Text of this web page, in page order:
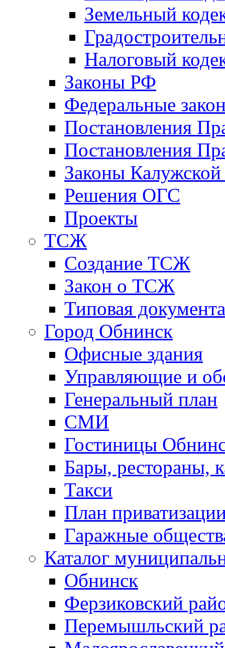
Земельный
Налоговый
Законы РФ
Федеральные
Постановления
Постановления
Законы Калужской
Решения ОГС
Проекты
ТСЖ
Создание ТСЖ
Закон о ТСЖ
Типовая
Город Обнинск
Офисные здания
Управляющие и
Генеральный план
СМИ
Гостиницы
Бары, рестораны,
Такси
План
Гаражные
Каталог
Обнинск
Ферзиковский
Перемышльский